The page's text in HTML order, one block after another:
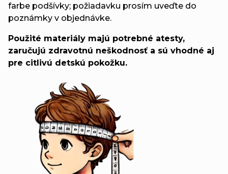
farbe podšívky; požiadavku prosím uveďte do
poznámky v objednávke.
Použité materiály majú potrebné atesty,
zaručujú zdravotnú neškodnosť a sú vhodné aj
pre citlivú detskú pokožku.